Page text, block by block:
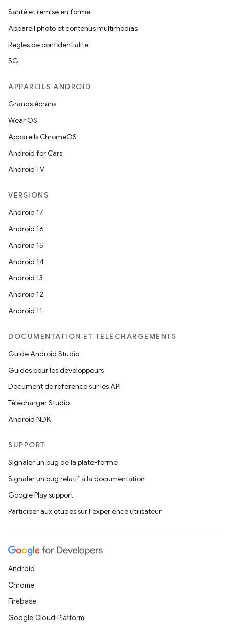
Santé et remise en forme
Appareil photo et contenus multimédias
Règles de confidentialité
5G
APPAREILS ANDROID
Grands écrans
Wear OS
Appareils ChromeOS
Android for Cars
Android TV
VERSIONS
Android 17
Android 16
Android 15
Android 14
Android 13
Android 12
Android 11
DOCUMENTATION ET TÉLÉCHARGEMENTS
Guide Android Studio
Guides pour les développeurs
Document de référence sur les API
Télécharger Studio
Android NDK
SUPPORT
Signaler un bug de la plate-forme
Signaler un bug relatif à la documentation
Google Play support
Participer aux études sur l'expérience utilisateur
Android
Chrome
Firebase
Google Cloud Platform